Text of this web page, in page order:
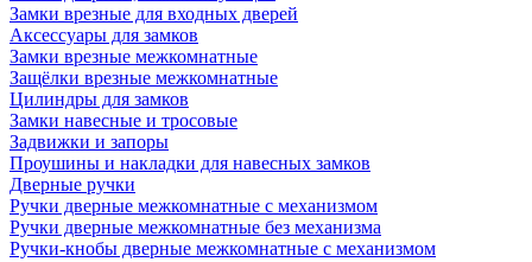
Замки врезные для входных дверей
Аксессуары для замков
Замки врезные межкомнатные
Защёлки врезные межкомнатные
Цилиндры для замков
Замки навесные и тросовые
Задвижки и запоры
Проушины и накладки для навесных замков
Дверные ручки
Ручки дверные межкомнатные с механизмом
Ручки дверные межкомнатные без механизма
Ручки-кнобы дверные межкомнатные с механизмом